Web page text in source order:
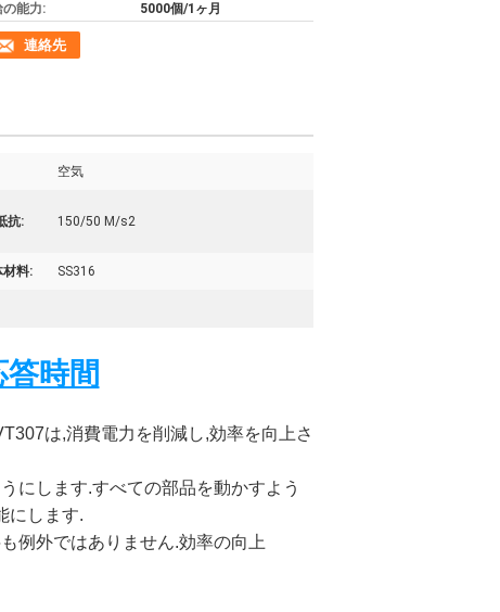
の能力:
5000個/1ヶ月
連絡先
空気
抗: 150/50 M/s2
材料: SS316
時間
は,消費電力を削減し,効率を向上さ
にします.すべての部品を動かすよう
にします.
例外ではありません.効率の向上